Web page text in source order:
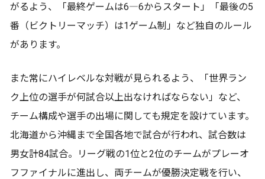
がるよう、「最終ゲームは6―6からスタート」「最後の5
番（ビクトリーマッチ）は1ゲーム制」など独自のルール
があります。
また常にハイレベルな対戦が見られるよう、「世界ラン
ク上位の選手が何試合以上出なければならない」など、
チーム構成や選手の出場に関しても規定を設けています。
北海道から沖縄まで全国各地で試合が行われ、試合数は
男女計84試合。リーグ戦の1位と2位のチームがプレーオ
フファイナルに進出し、両チームが優勝決定戦を行い、